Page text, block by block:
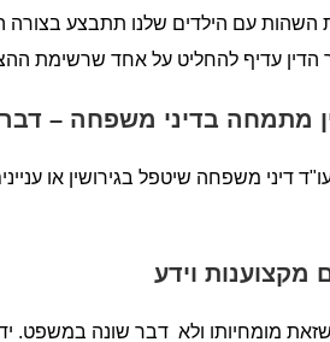
עם הילדים שלנו תתבצע בצורה
הדין עדיף להחליט על אחד שרשימת
מתמחה בדיני משפחה –
דיני משפחה שיטפל בגירושין או
מקצוענות וידע
מומחיותו ולא דבר שונה במשפט.